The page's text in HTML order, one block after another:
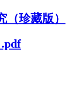
珍藏版）